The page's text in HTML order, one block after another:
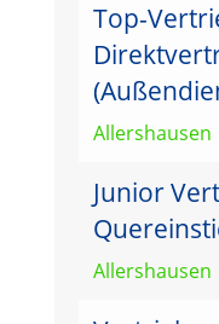
Top-
Allershausen
Junior
Allershausen